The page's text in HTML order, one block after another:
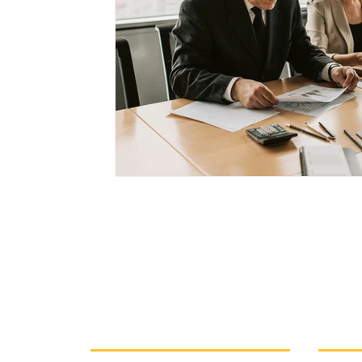
Öffentliches Recht
KI-Recht Gewerblicher